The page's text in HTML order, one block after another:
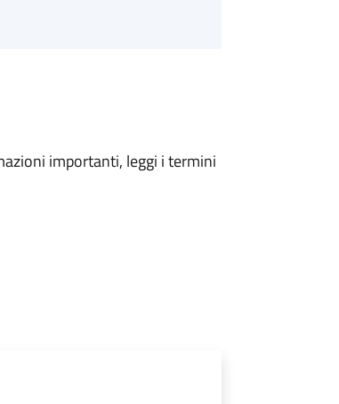
importanti, leggi i termini